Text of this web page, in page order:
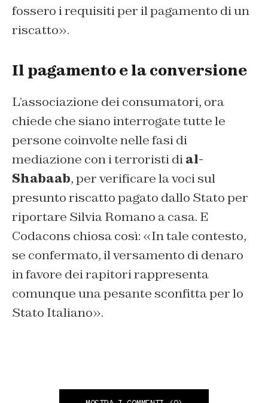
fossero i requisiti per il pagamento di un
riscatto».
Il pagamento e la conversione
L’associazione dei consumatori, ora
chiede che siano interrogate tutte le
persone coinvolte nelle fasi di
mediazione con i terroristi dial-
Shabaab, per verificare la voci sul
presunto riscatto pagato dallo Stato per
riportare Silvia Romano a casa. E
Codacons chiosa così: «In tale contesto,
se confermato, il versamento di denaro
in favore dei rapitori rappresenta
comunque una pesante sconfitta per lo
Stato Italiano».